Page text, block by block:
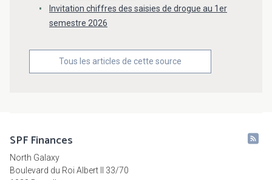
Invitation chiffres des saisies de drogue au 1er
semestre 2026
Tous les articles de cette source
SPF Finances
North Galaxy
Boulevard du Roi Albert II 33/70